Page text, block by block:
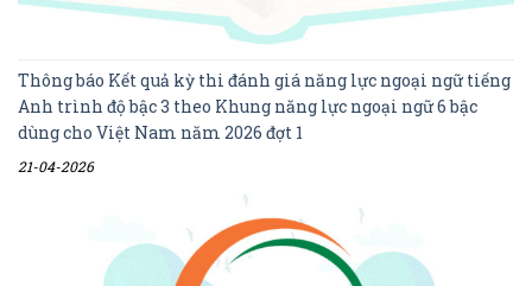
Thông báo Kết quả kỳ thi đánh giá năng lực ngoại ngữ tiếng
Anh trình độ bậc 3 theo Khung năng lực ngoại ngữ 6 bậc
dùng cho Việt Nam năm 2026 đợt 1
21-04-2026